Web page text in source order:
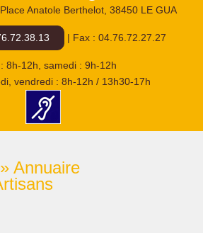
Anatole Berthelot, 38450 LE GUA
| Fax : 04.76.72.27.27
8h-12h, samedi : 9h-12h
vendredi : 8h-12h / 13h30-17h
Annuaire